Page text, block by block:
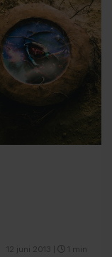
12 juni 2013 1 min